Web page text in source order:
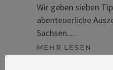
Wir geben sieben
abenteuerliche
Sachsen.
MEHR LESEN